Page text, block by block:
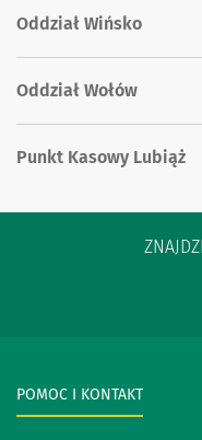
Oddział Wińsko
Oddział Wołów
Punkt Kasowy Lubiąż
POMOC I KONTAKT